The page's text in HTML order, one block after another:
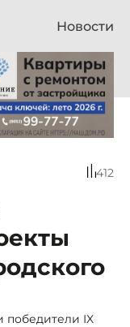
Новости
412
победители IX